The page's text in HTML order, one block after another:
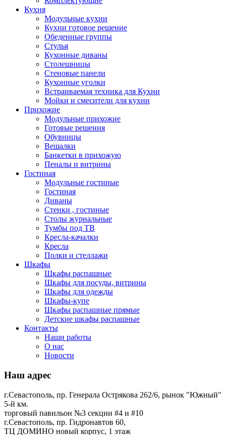
Кухня
Модульные кухни
Кухни готовое решение
Обеденные группы
Стулья
Кухонные диваны
Столешницы
Стеновые панели
Кухонные уголки
Встраиваемая техника для Кухни
Мойки и смесители для кухни
Прихожие
Модульные прихожие
Готовые решения
Обувницы
Вешалки
Банкетки в прихожую
Пеналы и витрины
Гостиная
Модульные гостиные
Гостиная
Диваны
Стенки , гостиные
Столы журнальные
Тумбы под ТВ
Кресла-качалки
Кресла
Полки и стеллажи
Шкафы
Шкафы распашные
Шкафы для посуды, витрины
Шкафы для одежды
Шкафы-купе
Шкафы распашные прямые
Детские шкафы распашные
Контакты
Наши работы
О нас
Новости
Наш адрес
г.Севастополь, пр. Генерала Острякова 262/6, рынок "Южный"
5-й км.
торговый павильон №3 секции #4 и #10
г.Севастополь, пр. Гидронавтов 60,
ТЦ ДОМИНО новый корпус, 1 этаж